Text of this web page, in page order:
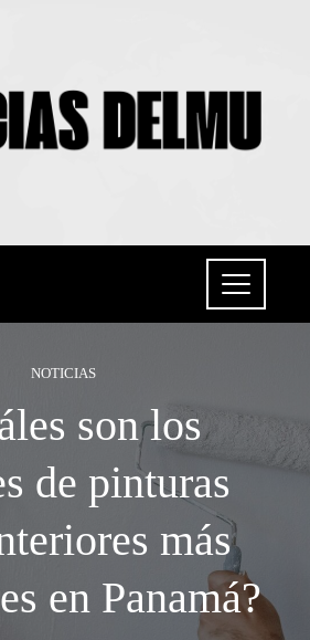
NOTICIAS
son los
de pinturas
más
en Panamá?